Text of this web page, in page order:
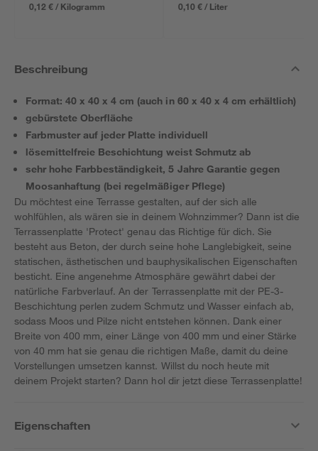
0,12 € / Kilogramm 0,10 € / Liter
Beschreibung
Format: 40 x 40 x 4 cm (auch in 60 x 40 x 4 cm erhältlich)
gebürstete Oberfläche
Farbmuster auf jeder Platte individuell
lösemittelfreie Beschichtung weist Schmutz ab
sehr hohe Farbbeständigkeit, 5 Jahre Garantie gegen
Moosanhaftung (bei regelmäßiger Pflege)
Du möchtest eine Terrasse gestalten, auf der sich alle
wohlfühlen, als wären sie in deinem Wohnzimmer? Dann ist die
Terrassenplatte 'Protect' genau das Richtige für dich. Sie
besteht aus Beton, der durch seine hohe Langlebigkeit, seine
statischen, ästhetischen und bauphysikalischen Eigenschaften
besticht. Eine angenehme Atmosphäre gewährt dabei der
natürliche Farbverlauf. An der Terrassenplatte mit der PE-3-
Beschichtung perlen zudem Schmutz und Wasser einfach ab,
sodass Moos und Pilze nicht entstehen können. Dank einer
Breite von 400 mm, einer Länge von 400 mm und einer Stärke
von 40 mm hat sie genau die richtigen Maße, damit du deine
Vorstellungen umsetzen kannst. Willst du noch heute mit
deinem Projekt starten? Dann hol dir jetzt diese Terrassenplatte!
Eigenschaften